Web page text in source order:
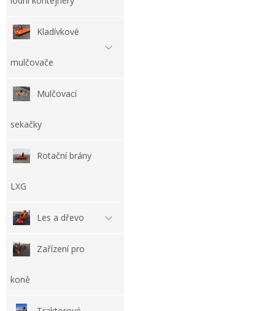
Kladívkové
mulčovače
Mulčovací
sekačky
Rotační brány
LXG
Les a dřevo
Zařízení pro
koně